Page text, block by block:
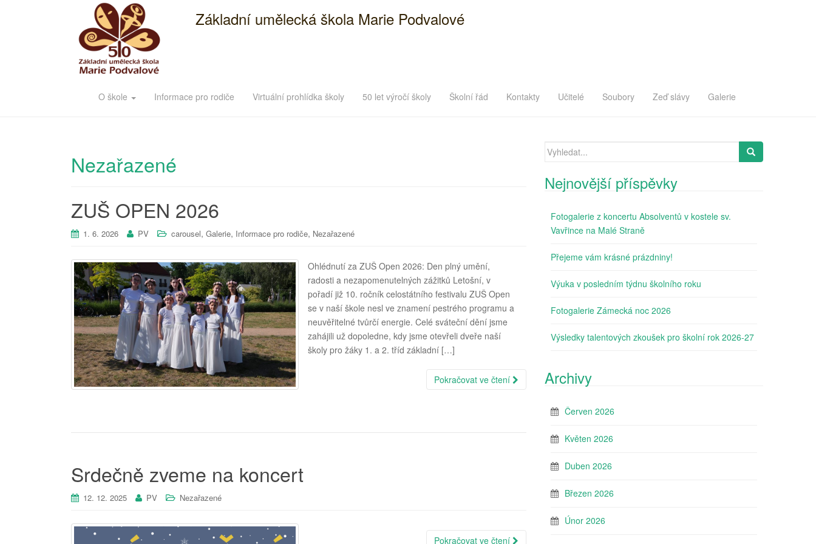
Základní umělecká škola Marie Podvalové
O škole Informace pro rodiče Virtuální prohlídka školy 50 let výročí školy Školní řád Kontakty Učitelé Soubory Zeď slávy Galerie
Nezařazené
ZUŠ OPEN 2026
1. 6. 2026 PV carousel, Galerie, Informace pro rodiče, Nezařazené
Ohlédnutí za ZUŠ Open 2026: Den plný umění,
radosti a nezapomenutelných zážitků Letošní, v
pořadí již 10. ročník celostátního festivalu ZUŠ Open
se v naší škole nesl ve znamení pestrého programu a
neuvěřitelné tvůrčí energie. Celé sváteční dění jsme
zahájili už dopoledne, kdy jsme otevřeli dveře naší
školy pro žáky 1. a 2. tříd základní […]
Pokračovat ve čtení
Srdečně zveme na koncert
12. 12. 2025 PV Nezařazené
Pokračovat ve čtení
Search
Nejnovější příspěvky
Fotogalerie z koncertu Absolventů v kostele sv.
Vavřince na Malé Straně
Přejeme vám krásné prázdniny!
Výuka v posledním týdnu školního roku
Fotogalerie Zámecká noc 2026
Výsledky talentových zkoušek pro školní rok 2026-27
Archivy
Červen 2026
Květen 2026
Duben 2026
Březen 2026
Únor 2026